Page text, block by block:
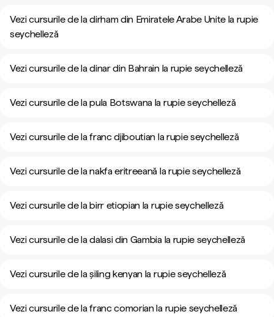
Vezi cursurile de la dirham din Emiratele Arabe Unite la rupie
seychelleză
Vezi cursurile de la dinar din Bahrain la rupie seychelleză
Vezi cursurile de la pula Botswana la rupie seychelleză
Vezi cursurile de la franc djiboutian la rupie seychelleză
Vezi cursurile de la nakfa eritreeană la rupie seychelleză
Vezi cursurile de la birr etiopian la rupie seychelleză
Vezi cursurile de la dalasi din Gambia la rupie seychelleză
Vezi cursurile de la șiling kenyan la rupie seychelleză
Vezi cursurile de la franc comorian la rupie seychelleză